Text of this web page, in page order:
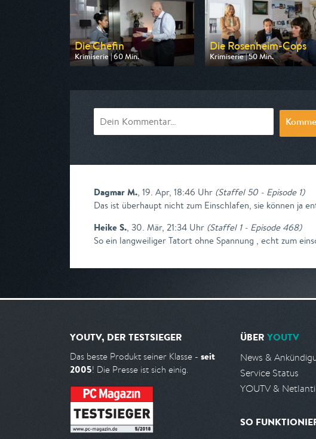
Die Chefin
Krimiserie | 60 Min.
Ausgestrahlt von ZDF
Die Rosenheim-Cops
Krimiserie | 50 Min.
Ausgestrahlt von ZDF
Dagmar M., 19. Apr, 18:46 Uhr (Staffel 50 - Episode 1)
Das ist überhaupt nicht zum Einschlafen, sie können ja
Heike S., 30. Mär, 21:34 Uhr (Staffel 1 - Episode 468)
So ein langweiliger Tatort ohne Spannung , echt zum
YOUTV, DER TESTSIEGER
Das beste Produkt seiner Klasse - seit
2005! Die Presse ist sich einig.
ÜBER YOUTV
News &
Service Status
YOUTV &
SO